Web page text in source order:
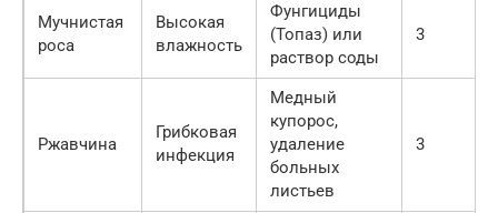
Мучнистая
роса
Высокая
влажность
Фунгициды
(Топаз) или
раствор соды
3
Ржавчина
Грибковая
инфекция
Медный
купорос,
удаление
больных
листьев
3